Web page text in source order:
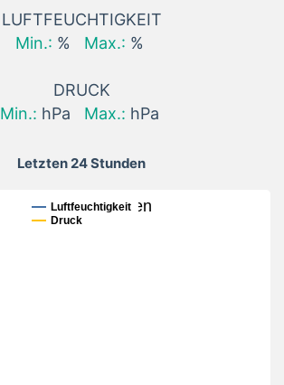
LUFTFEUCHTIGKEIT
Min.: % Max.: %
DRUCK
Min.: hPa Max.: hPa
Letzten 24 Stunden
Letzten 24 Stunden
Luftfeuchtigkeit
Druck